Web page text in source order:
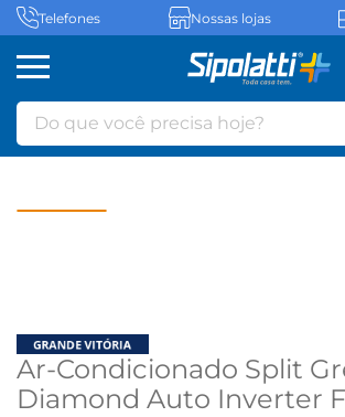
Telefones Nossas lojas
Do que você precisa hoje?
Ar-Condicionado Split
Diamond Auto Inverter